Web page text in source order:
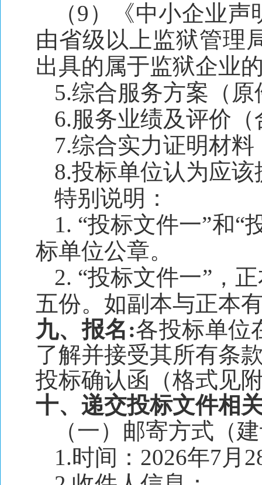
（9）《中小企业
由省级以上监狱管理
出具的属于监狱企业
5.综合服务方案（原
6.服务业绩及评价
7.综合实力证明材
8.投标单位认为应
特别说明：
1. “投标文件一”和“
标单位公章。
2. “投标文件一”，
五份。如副本与正本
九、报名:各投标单位
了解并接受其所有条
投标确认函（格式见
十、递交投标文件相
（一）邮寄方式（
1.时间：2026年7月